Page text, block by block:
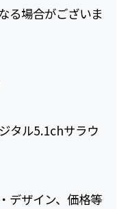
る場合がございま
タル5.1chサラウ
デザイン、価格等